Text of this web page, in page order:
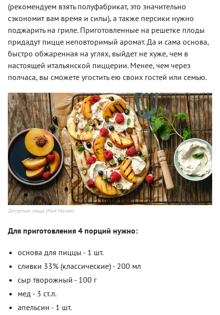
(рекомендуем взять полуфабрикат, это значительно
сэкономит вам время и силы), а также персики нужно
поджарить на гриле. Приготовленные на решетке плоды
придадут пицце неповторимый аромат. Да и сама основа,
быстро обжаренная на углях, выйдет не хуже, чем в
настоящей итальянской пиццерии. Менее, чем через
полчаса, вы сможете угостить ею своих гостей или семью.
Десертная пицца (Мой Магнит)
Для приготовления 4 порций нужно:
основа для пиццы - 1 шт.
сливки 33% (классические) - 200 мл
сыр творожный - 100 г
мед - 3 ст.л.
апельсин - 1 шт.